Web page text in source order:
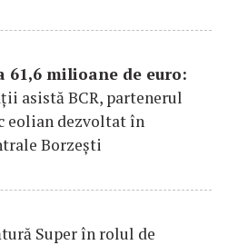
61,6 milioane de euro:
asistă BCR, partenerul
eolian dezvoltat în
Borzești
Super în rolul de